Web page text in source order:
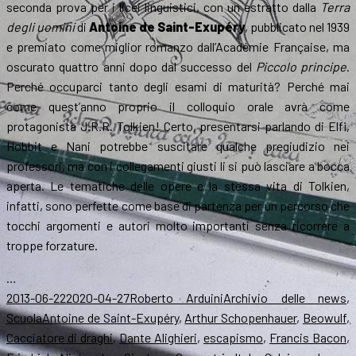
seconda prova per i licei linguistici, con un estratto dalla Terra
degli uominidi Antoine de Saint-Exupéry, pubblicato nel 1939
e premiato come miglior romanzo dall’Académie Française, ma
oscurato quattro anni dopo dal successo del Piccolo principe.
Perché occuparci tanto degli esami di maturità? Perché mai
come quest’anno proprio il colloquio orale avrà come
protagonista J.R.R. Tolkien! Certo, presentarsi parlando di Elfi,
Hobbit e Nani potrebbe suscitare qualche pregiudizio nei
professori, ma con i collegamenti giusti li si può lasciare a bocca
aperta. Le tematiche delle opere e la stessa vita di Tolkien,
infatti, sono perfette come base di partenza per un percorso che
tocchi argomenti e autori molto importanti senza ricorrere a
troppe forzature.
…
Scritto
il
2013-06-222020-04-27Autore
Roberto ArduiniCategorie
Archivio delle news,
ScuolaTag
Antoine de Saint-Exupéry, Arthur Schopenhauer, Beowulf,
Cacciatore di draghi,Dante Alighieri, escapismo, Francis Bacon,